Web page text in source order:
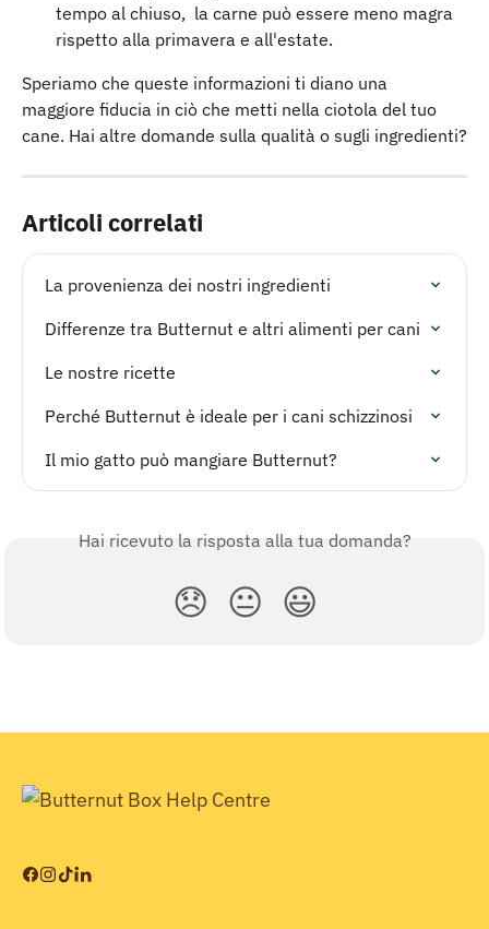
tempo al chiuso,  la carne può essere meno magra
rispetto alla primavera e all'estate.
Speriamo che queste informazioni ti diano una
maggiore fiducia in ciò che metti nella ciotola del tuo
cane. Hai altre domande sulla qualità o sugli ingredienti?
Articoli correlati
La provenienza dei nostri ingredienti
Differenze tra Butternut e altri alimenti per cani
Le nostre ricette
Perché Butternut è ideale per i cani schizzinosi
Il mio gatto può mangiare Butternut?
Hai ricevuto la risposta alla tua domanda?
😞 😐 😃